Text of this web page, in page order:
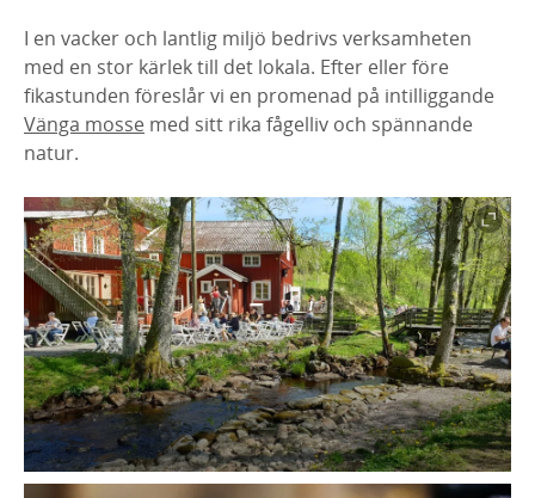
I en vacker och lantlig miljö bedrivs verksamheten
med en stor kärlek till det lokala. Efter eller före
fikastunden föreslår vi en promenad på intilliggande
Vänga mosse med sitt rika fågelliv och spännande
natur.